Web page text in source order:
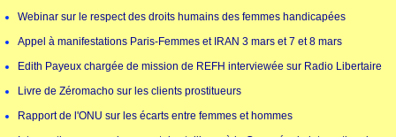
Webinar sur le respect des droits humains des femmes handicapées
Appel à manifestations Paris-Femmes et IRAN 3 mars et 7 et 8 mars
Edith Payeux chargée de mission de REFH interviewée sur Radio Libertaire
Livre de Zéromacho sur les clients prostitueurs
Rapport de l'ONU sur les écarts entre femmes et hommes